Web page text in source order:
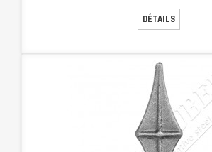
DÉTAILS